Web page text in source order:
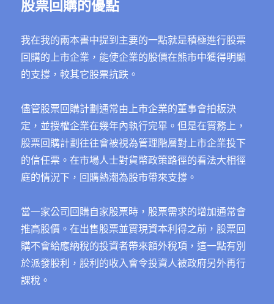
股票回購的優點
我在我的兩本書中提到主要的一點就是積極進行股票
回購的上市企業，能使企業的股價在熊市中獲得明顯
的支撐，較其它股票抗跌。
儘管股票回購計劃通常由上市企業的董事會拍板決
定，並授權企業在幾年內執行完畢。但是在實務上，
股票回購計劃往往會被視為管理階層對上市企業投下
的信任票。在市場人士對貨幣政策路徑的看法大相徑
庭的情況下，回購熱潮為股市帶來支撐。
當一家公司回購自家股票時，股票需求的增加通常會
推高股價。在出售股票並實現資本利得之前，股票回
購不會給應納稅的投資者帶來額外稅項，這一點有別
於派發股利，股利的收入會令投資人被政府另外再行
課稅。